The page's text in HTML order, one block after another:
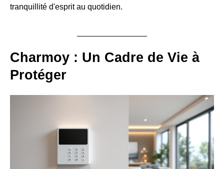
tranquillité d'esprit au quotidien.
Charmoy : Un Cadre de Vie à
Protéger